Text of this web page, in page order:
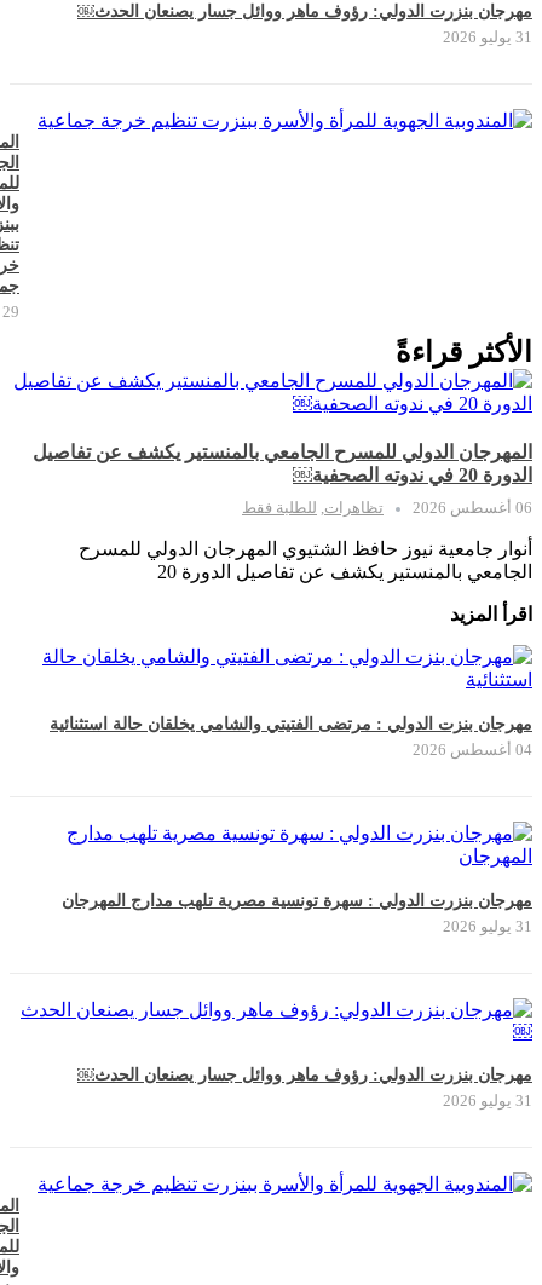
مهرجان بنزرت الدولي: رؤوف ماهر ووائل جسار يصنعان الحدث￼
31 يوليو 2026
29 يوليو 2026
الأكثر قراءةً
المهرجان الدولي للمسرح الجامعي بالمنستير يكشف عن تفاصيل
الدورة 20 في ندوته الصحفية￼
06 أغسطس 2026 تظاهرات, للطلبة فقط
أنوار جامعية نيوز حافظ الشتيوي المهرجان الدولي للمسرح
الجامعي بالمنستير يكشف عن تفاصيل الدورة 20
اقرأ المزيد
مهرجان بنزت الدولي : مرتضى الفتيتي والشامي يخلقان حالة استثنائية
04 أغسطس 2026
مهرجان بنزرت الدولي : سهرة تونسية مصرية تلهب مدارج المهرجان
31 يوليو 2026
مهرجان بنزرت الدولي: رؤوف ماهر ووائل جسار يصنعان الحدث￼
31 يوليو 2026